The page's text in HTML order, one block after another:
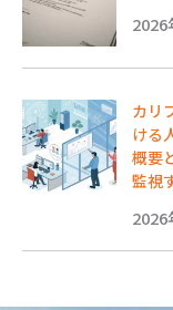
2026
カリ
ける
概要
監視
2026